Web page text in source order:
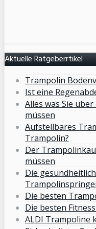
Aktuelle Ratgeberrtikel
Trampolin
Ist eine
Alles was Sie
müssen
Aufstellbares
Trampolin?
Der
müssen
Die
Die besten
Die besten
ALDI Trampoline